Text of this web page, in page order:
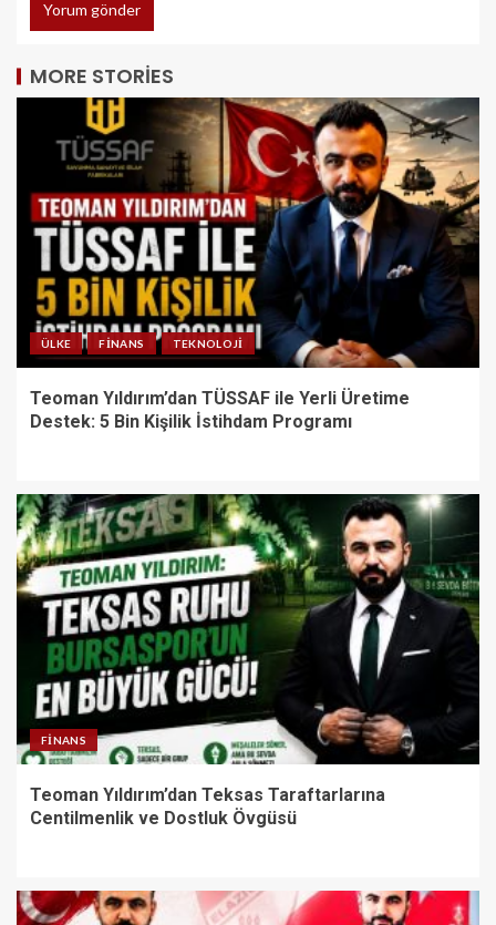
MORE STORIES
ÜLKE FINANS TEKNOLOJI
Teoman Yıldırım’dan TÜSSAF ile Yerli Üretime
Destek: 5 Bin Kişilik İstihdam Programı
FINANS
Teoman Yıldırım’dan Teksas Taraftarlarına
Centilmenlik ve Dostluk Övgüsü